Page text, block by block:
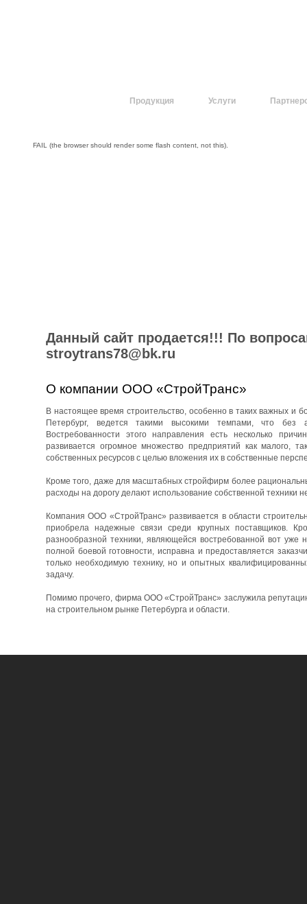
Продукция Услуги
FAIL (the browser should render some flash content, not this).
Данный сайт продается!!! По
stroytrans78@bk.ru
О компании ООО «СтройТранс»
В настоящее время строительство, особенно в таких важных и
Петербург, ведется такими высокими темпами, что без
Востребованности этого направления есть несколько
развивается огромное множество предприятий как малого,
собственных ресурсов с целью вложения их в собственные
Кроме того, даже для масштабных стройфирм более
расходы на дорогу делают использование собственной техники
Компания ООО «СтройТранс» развивается в области
приобрела надежные связи среди крупных поставщиков.
разнообразной техники, являющейся востребованной вот уже
полной боевой готовности, исправна и предоставляется
только необходимую технику, но и опытных
задачу.
Помимо прочего, фирма ООО «СтройТранс» заслужила
на строительном рынке Петербурга и области.